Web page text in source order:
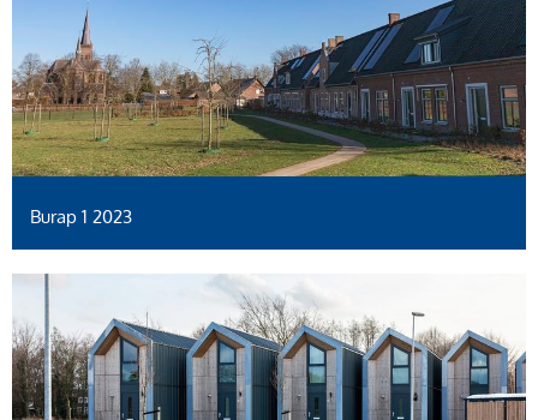
Burap 1 2023